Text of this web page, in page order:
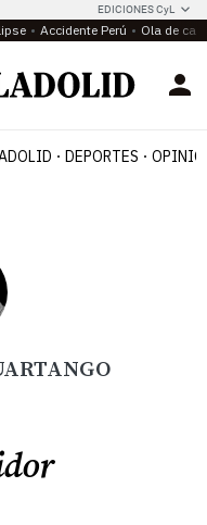
EDICIONES CyL
Accidente Perú Ola de
DEPORTES